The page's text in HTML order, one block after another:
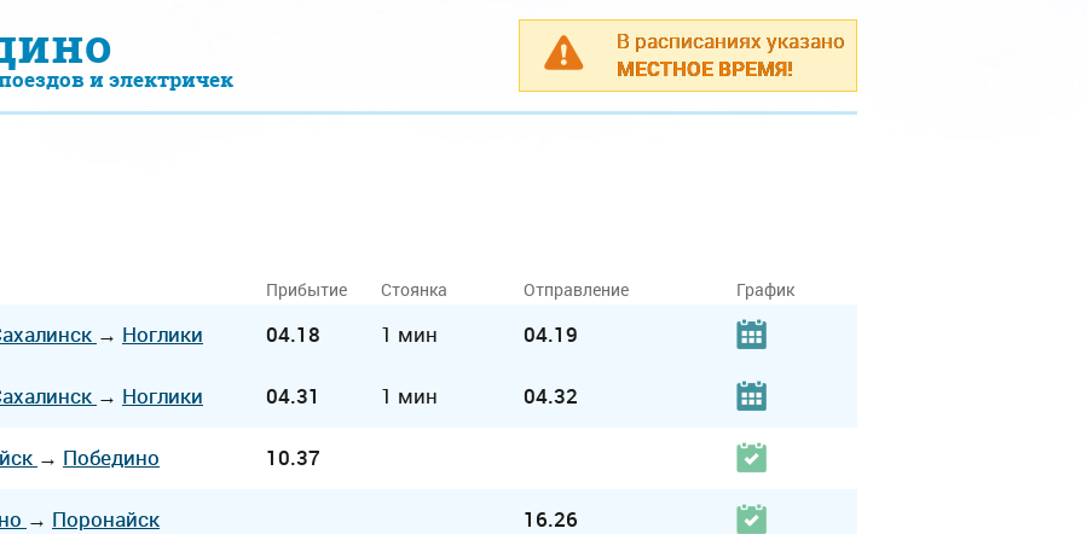
В расписаниях указано
МЕСТНОЕ ВРЕМЯ!
и электричек
Прибытие Стоянка Отправление График
→ Ноглики 04.18 1 мин 04.19
→ Ноглики 04.31 1 мин 04.32
→ Победино 10.37
→ Поронайск 16.26